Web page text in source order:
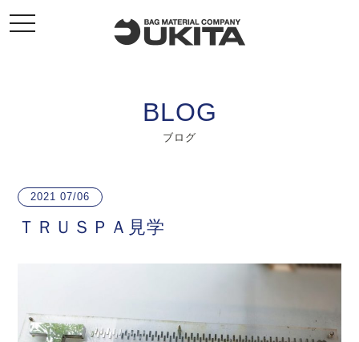
toggle
navigation
BLOG
ブログ
2021 07/06
ＴＲＵＳＰＡ見学